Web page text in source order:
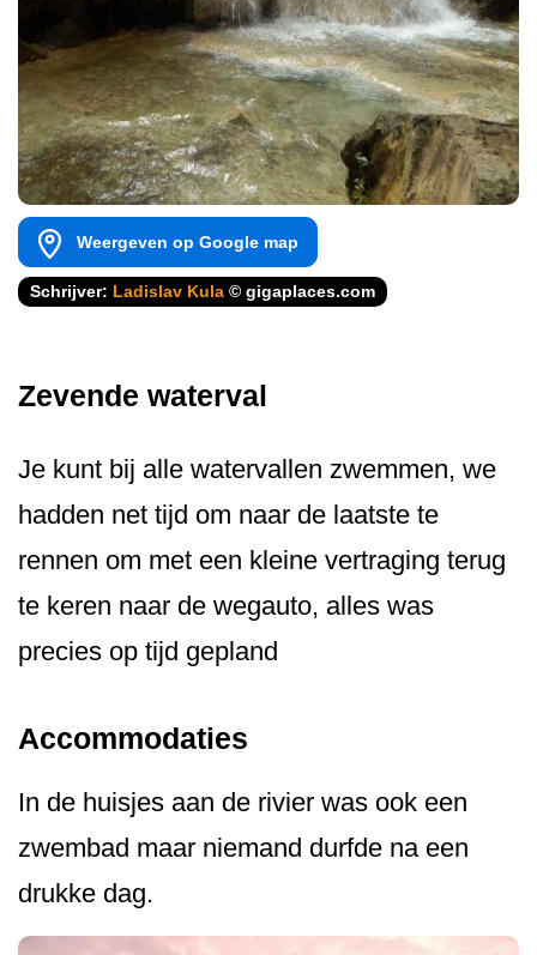
Weergeven op Google map
Schrijver: Ladislav Kula © gigaplaces.com
Zevende waterval
Je kunt bij alle watervallen zwemmen, we
hadden net tijd om naar de laatste te
rennen om met een kleine vertraging terug
te keren naar de wegauto, alles was
precies op tijd gepland
Accommodaties
In de huisjes aan de rivier was ook een
zwembad maar niemand durfde na een
drukke dag.